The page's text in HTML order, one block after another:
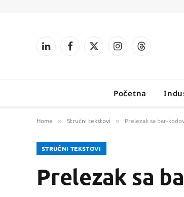
LinkedInFacebook
X
InstagramThreads
Početna
Home » Stručni tekstovi » Prelezak sa bar-
STRUČNI TEKSTOVI
Prelezak sa